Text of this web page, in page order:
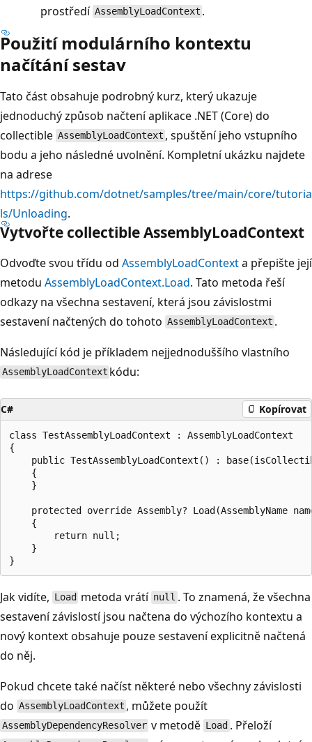
prostředí AssemblyLoadContext .
Použití modulárního kontextu
načítání sestav
Tato část obsahuje podrobný kurz, který ukazuje
jednoduchý způsob načtení aplikace .NET (Core) do
collectible AssemblyLoadContext , spuštění jeho vstupního
bodu a jeho následné uvolnění. Kompletní ukázku najdete
na adrese
https://github.com/dotnet/samples/tree/main/core/tutoria
ls/Unloading.
Vytvořte collectible AssemblyLoadContext
Odvoďte svou třídu od AssemblyLoadContexta přepište její
metodu AssemblyLoadContext.Load. Tato metoda řeší
odkazy na všechna sestavení, která jsou závislostmi
sestavení načtených do tohoto AssemblyLoadContext .
Následující kód je příkladem nejjednoduššího vlastního
AssemblyLoadContext kódu:
C# Kopírovat
class TestAssemblyLoadContext : AssemblyLoadContext
{
public TestAssemblyLoadContext() :
    {
    }
protected override Assembly? Load(AssemblyName
    {
        return null;
    }
Jak vidíte, Load metoda vrátí null . To znamená, že všechna
sestavení závislostí jsou načtena do výchozího kontextu a
nový kontext obsahuje pouze sestavení explicitně načtená
do něj.
Pokud chcete také načíst některé nebo všechny závislosti
do AssemblyLoadContext , můžete použít
AssemblyDependencyResolver v metodě Load . Přeloží